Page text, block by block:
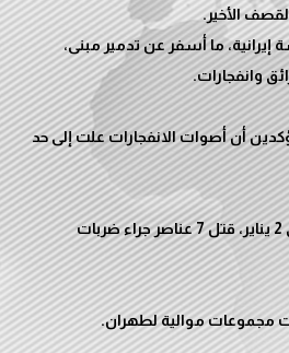
ما أسفر عن تدمير مبنى،
أن أصوات الانفجارات علت إلى حد
يشار إلى أن هذا يعد الاستهداف الإسرائيلي الثاني خلال العام الجديد 2023، ففي 2 يناير، قتل 7 عناصر جراء ضربات